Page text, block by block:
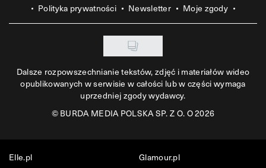
Polityka prywatności
Newsletter Moje zgody
Dalsze rozpowszechnianie tekstów, zdjęć i materiałów wideo
opublikowanych w serwisie w całości lub w części wymaga
uprzedniej zgody wydawcy.
©BURDA MEDIA POLSKA SP. Z O. O 2026
Elle.pl
Glamour.pl